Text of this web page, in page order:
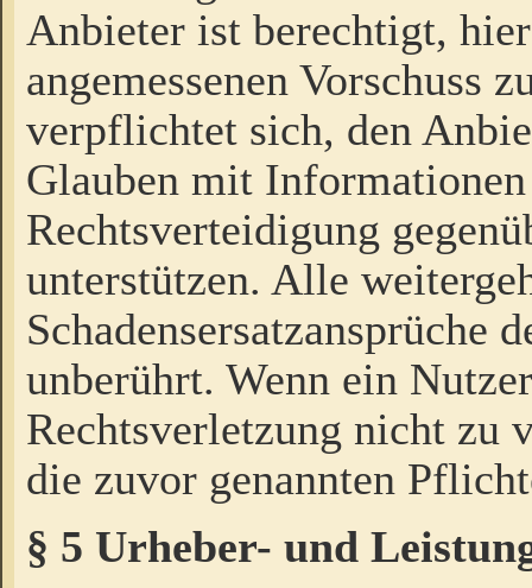
Anbieter ist berechtigt,
angemessenen Vorschuss
verpflichtet sich, den
Glauben mit
Rechtsverteidigung
unterstützen. Alle
Schadensersatzansprüche
unberührt. Wenn ein
Rechtsverletzung nicht zu
die zuvor genannten
§ 5 Urheber- und